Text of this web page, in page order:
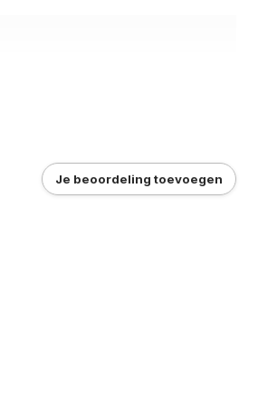
Je beoordeling toevoegen